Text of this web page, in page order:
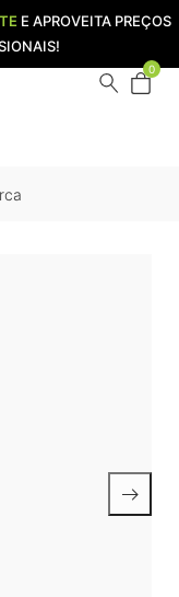
E APROVEITA PREÇOS
0